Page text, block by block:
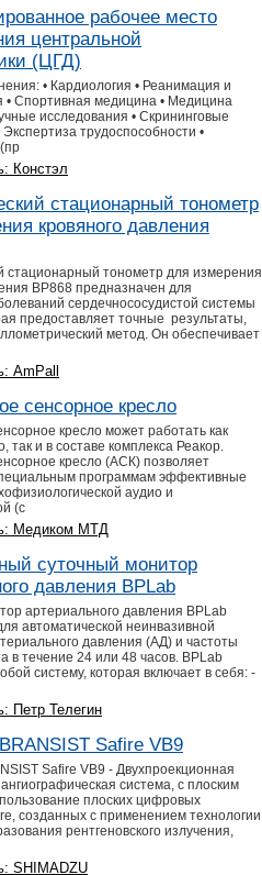
рабочее место
центральной
(ЦГД)
• Кардиология • Реанимация и
• Спортивная медицина • Медицина
исследования • Скрининговые
трудоспособности •
Констэл
стационарный тонометр
кровяного давления
стационарный тонометр для измерения
BP868 предназначен для
сердечнососудистой системы
предоставляет точные результаты,
метод. Он обеспечивает
AmPall
сенсорное кресло
кресло может работать как
так и в составе комплекса Реакор.
кресло (АСК) позволяет
программам эффективные
аудио и
(с
Медиком МТД
суточный монитор
давления BPLab
артериального давления BPLab
автоматической неинвазивной
давления (АД) и частоты
в течение 24 или 48 часов. BPLab
систему, которая включает в себя: -
Петр Телегин
Safire VB9
Safire VB9 - Двухпроекционная
система, с плоским
плоских цифровых
созданных с применением технологии
рентгеновского излучения,
SHIMADZU